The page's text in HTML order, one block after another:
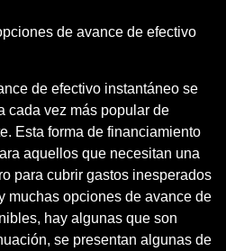
de avance de efectivo
de efectivo instantáneo se
cada vez más popular de
Esta forma de financiamiento
aquellos que necesitan una
para cubrir gastos inesperados
muchas opciones de avance de
hay algunas que son
se presentan algunas de